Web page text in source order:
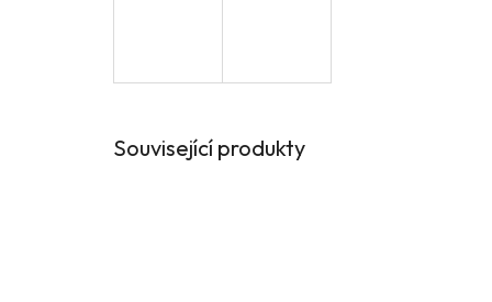
Související produkty